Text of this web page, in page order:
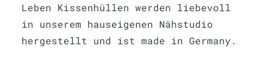
Leben Kissenhüllen werden liebevoll
in unserem hauseigenen Nähstudio
hergestellt und ist made in Germany.